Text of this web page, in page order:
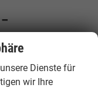
und
zusammen.
und
Dienste für
wir Ihre